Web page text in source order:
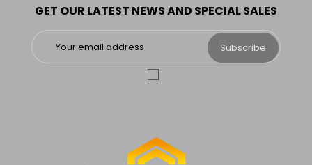
GET OUR LATEST NEWS AND SPECIAL SALES
Subscribe